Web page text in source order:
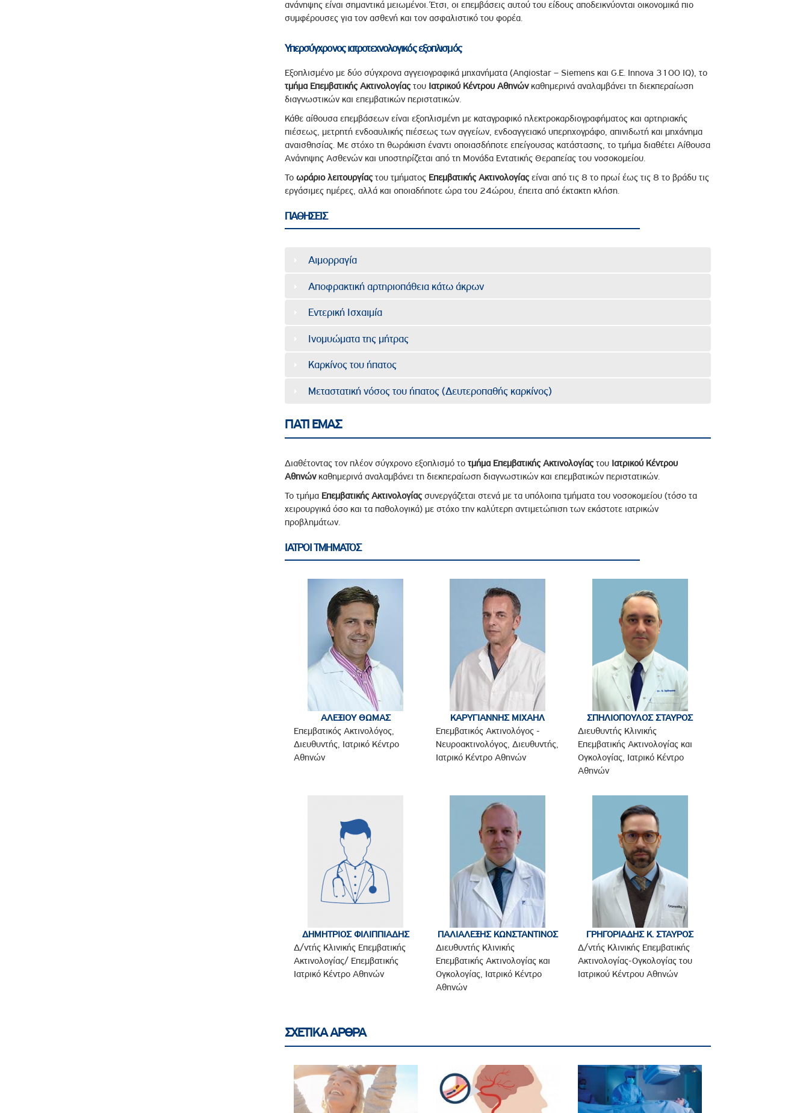
ανάνηψης είναι σημαντικά μειωμένοι. Έτσι, οι επεμβάσεις αυτού του είδους αποδεικνύονται οικονομικά πιο
συμφέρουσες για τον ασθενή και τον ασφαλιστικό του φορέα.
Υπερσύγχρονος ιατροτεχνολογικός εξοπλισμός
Εξοπλισμένο με δύο σύγχρονα αγγειογραφικά μηχανήματα (Angiostar – Siemens και G.E. Innova 3100 IQ), το
τμήμα Επεμβατικής Ακτινολογίαςτου Ιατρικού Κέντρου Αθηνώνκαθημερινά αναλαμβάνει τη διεκπεραίωση
διαγνωστικών και επεμβατικών περιστατικών.
Κάθε αίθουσα επεμβάσεων είναι εξοπλισμένη με καταγραφικό ηλεκτροκαρδιογραφήματος και αρτηριακής
πιέσεως, μετρητή ενδοαυλικής πιέσεως των αγγείων, ενδοαγγειακό υπερηχογράφο, απινιδωτή και μηχάνημα
αναισθησίας. Με στόχο τη θωράκιση έναντι οποιασδήποτε επείγουσας κατάστασης, το τμήμα διαθέτει Αίθουσα
Ανάνηψης Ασθενών και υποστηρίζεται από τη Μονάδα Εντατικής Θεραπείας του νοσοκομείου.
Το ωράριο λειτουργίαςτου τμήματος Επεμβατικής Ακτινολογίαςείναι από τις 8 το πρωί έως τις 8 το βράδυ τις
εργάσιμες ημέρες, αλλά και οποιαδήποτε ώρα του 24ώρου, έπειτα από έκτακτη κλήση.
ΠΑΘΗΣΕΙΣ
Αιμορραγία
Αποφρακτική αρτηριοπάθεια κάτω άκρων
Εντερική Ισχαιμία
Ινομυώματα της μήτρας
Καρκίνος του ήπατος
Μεταστατική νόσος του ήπατος (Δευτεροπαθής καρκίνος)
ΓΙΑΤΙ ΕΜΑΣ
Διαθέτοντας τον πλέον σύγχρονο εξοπλισμό το τμήμα Επεμβατικής Ακτινολογίαςτου Ιατρικού Κέντρου
Αθηνώνκαθημερινά αναλαμβάνει τη διεκπεραίωση διαγνωστικών και επεμβατικών περιστατικών.
Το τμήμα Επεμβατικής Ακτινολογίαςσυνεργάζεται στενά με τα υπόλοιπα τμήματα του νοσοκομείου (τόσο τα
χειρουργικά όσο και τα παθολογικά) με στόχο την καλύτερη αντιμετώπιση των εκάστοτε ιατρικών
προβλημάτων.
ΙΑΤΡΟΙ ΤΜΗΜΑΤΟΣ
ΑΛΕΞΙΟΥ ΘΩΜΑΣ
Επεμβατικός Ακτινολόγος,
Διευθυντής, Ιατρικό Κέντρο
Αθηνών
ΚΑΡΥΓΙΑΝΝΗΣ ΜΙΧΑΗΛ
Eπεμβατικός Ακτινολόγος -
Νευροακτινολόγος, Διευθυντής,
Ιατρικό Κέντρο Αθηνών
ΣΠΗΛΙΟΠΟΥΛΟΣ ΣΤΑΥΡΟΣ
Διευθυντής Κλινικής
Επεμβατικής Ακτινολογίας και
Ογκολογίας, Ιατρικό Κέντρο
Αθηνών
ΔΗΜΗΤΡΙΟΣ ΦΙΛΙΠΠΙΑΔΗΣ
Δ/ντής Κλινικής Επεμβατικής
Ακτινολογίας/ Επεμβατικής
Ιατρικό Κέντρο Αθηνών
ΠΑΛΙΑΛΕΞΗΣ ΚΩΝΣΤΑΝΤΙΝΟΣ
Διευθυντής Κλινικής
Επεμβατικής Ακτινολογίας και
Ογκολογίας, Ιατρικό Κέντρο
Αθηνών
ΓΡΗΓΟΡΙΑΔΗΣ Κ. ΣΤΑΥΡΟΣ
Δ/ντής Κλινικής Επεμβατικής
Ακτινολογίας-Ογκολογίας του
Ιατρικού Κέντρου Αθηνών
ΣΧΕΤΙΚΑ ΑΡΘΡΑ